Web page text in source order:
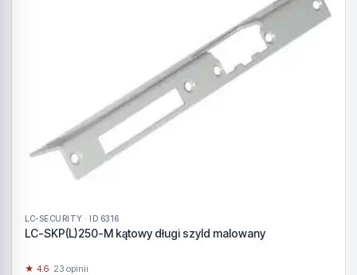
LC-SECURITY · ID 6316
LC-SKP(L)250-M kątowy długi szyld malowany
★ 4.6· 23 opinii